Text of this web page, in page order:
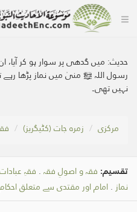
حدیث: میں گدھی پر سوار ہو کر آیا،
رسول اللہ ﷺ منیٰ میں نماز پڑھا
نہیں تھی۔
مرکزی زمرہ جات (کٹیگریز)
تقسیم: فقہ و اصولِ فقہ . فقہِ
نماز . امام اور مقتدی سے متعلق